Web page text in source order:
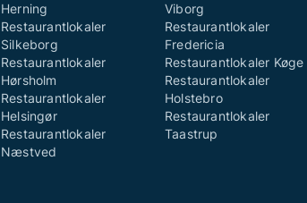
Herning
Restaurantlokaler
Silkeborg
Restaurantlokaler
Hørsholm
Restaurantlokaler
Helsingør
Restaurantlokaler
Næstved
Viborg
Restaurantlokaler
Fredericia
Restaurantlokaler Køge
Restaurantlokaler
Holstebro
Restaurantlokaler
Taastrup